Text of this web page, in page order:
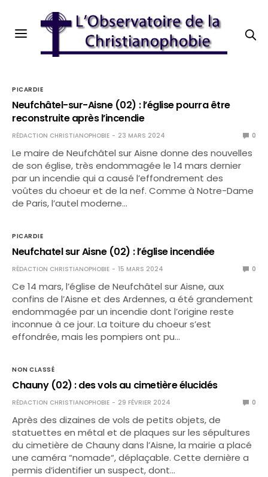
PICARDIE
Neufchâtel-sur-Aisne (02) : l’église pourra être
reconstruite après l’incendie
RÉDACTION CHRISTIANOPHOBIE 23 MARS 2024 0
Le maire de Neufchâtel sur Aisne donne des nouvelles
de son église, très endommagée le 14 mars dernier
par un incendie qui a causé l’effondrement des
voûtes du choeur et de la nef. Comme à Notre-Dame
de Paris, l’autel moderne…
PICARDIE
Neufchatel sur Aisne (02) : l’église incendiée
RÉDACTION CHRISTIANOPHOBIE 15 MARS 2024 0
Ce 14 mars, l’église de Neufchâtel sur Aisne, aux
confins de l’Aisne et des Ardennes, a été grandement
endommagée par un incendie dont l’origine reste
inconnue à ce jour. La toiture du choeur s’est
effondrée, mais les pompiers ont pu…
NON CLASSÉ
Chauny (02) : des vols au cimetière élucidés
RÉDACTION CHRISTIANOPHOBIE 29 FÉVRIER 2024 0
Après des dizaines de vols de petits objets, de
statuettes en métal et de plaques sur les sépultures
du cimetière de Chauny dans l’Aisne, la mairie a placé
une caméra “nomade“, déplaçable. Cette dernière a
permis d’identifier un suspect, dont…